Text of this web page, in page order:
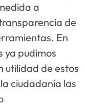
a
de
En
ya pudimos
utilidad de estos
ciudadanía las